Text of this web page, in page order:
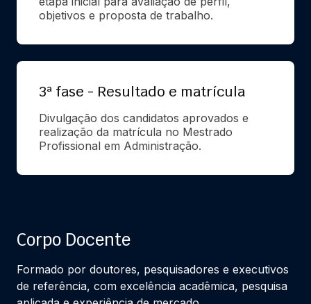
objetivos e proposta de trabalho.
3ª fase - Resultado e matrícula
Divulgação dos candidatos aprovados e
realização da matrícula no Mestrado
Profissional em Administração.
Corpo Docente
Formado por doutores, pesquisadores e executivos
de referência, com excelência acadêmica, pesquisa